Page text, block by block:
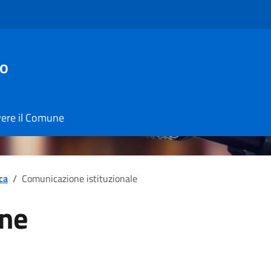
il Comune
/ Comunicazione istituzionale